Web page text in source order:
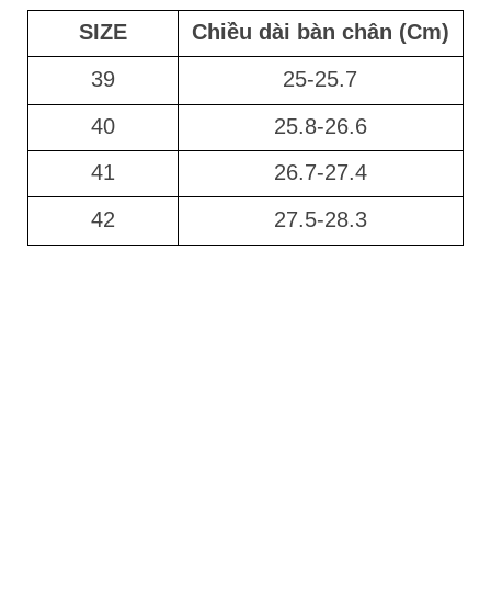
SIZE
Chiều dài bàn chân (Cm)
39
25-25.7
40
25.8-26.6
41
26.7-27.4
42
27.5-28.3